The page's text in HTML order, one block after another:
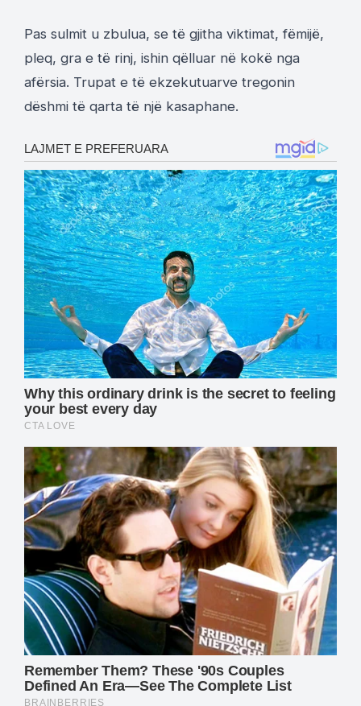
Pas sulmit u zbulua, se të gjitha viktimat, fëmijë,
pleq, gra e të rinj, ishin qëlluar në kokë nga
afërsia. Trupat e të ekzekutuarve tregonin
dëshmi të qarta të një kasaphane.